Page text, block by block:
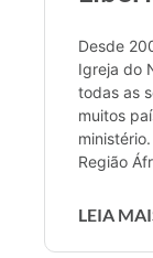
Desde
Igreja do
todas as
muitos
Região
LEIA